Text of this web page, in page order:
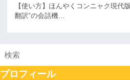
【使い方】ほんやくコンニャク現代
翻訳”の会話機…
プロフィール